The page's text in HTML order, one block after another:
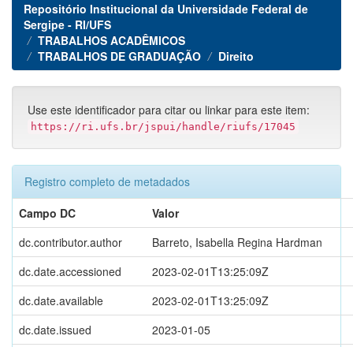
Repositório Institucional da Universidade Federal de
Sergipe - RI/UFS
TRABALHOS ACADÊMICOS
TRABALHOS DE GRADUAÇÃO
Direito
Use este identificador para citar ou linkar para este item:
https://ri.ufs.br/jspui/handle/riufs/17045
Registro completo de metadados
Campo DC
Valor
dc.contributor.author
Barreto, Isabella Regina Hardman
dc.date.accessioned
2023-02-01T13:25:09Z
dc.date.available
2023-02-01T13:25:09Z
dc.date.issued
2023-01-05